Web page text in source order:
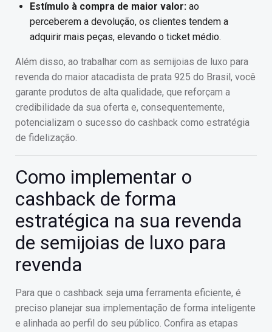
Estímulo à compra de maior valor: ao
perceberem a devolução, os clientes tendem a
adquirir mais peças, elevando o ticket médio.
Além disso, ao trabalhar com as semijoias de luxo para
revenda do maior atacadista de prata 925 do Brasil, você
garante produtos de alta qualidade, que reforçam a
credibilidade da sua oferta e, consequentemente,
potencializam o sucesso do cashback como estratégia
de fidelização.
Como implementar o
cashback de forma
estratégica na sua revenda
de semijoias de luxo para
revenda
Para que o cashback seja uma ferramenta eficiente, é
preciso planejar sua implementação de forma inteligente
e alinhada ao perfil do seu público. Confira as etapas